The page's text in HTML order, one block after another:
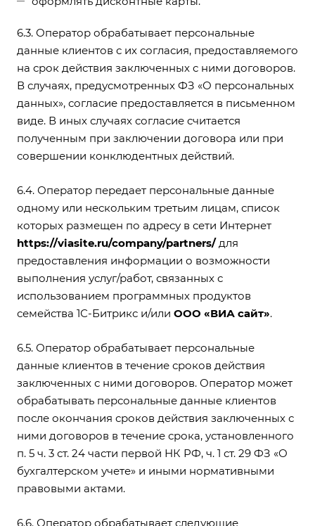
6.3. Оператор обрабатывает персональные
данные клиентов с их согласия, предоставляемого
на срок действия заключенных с ними договоров.
В случаях, предусмотренных ФЗ «О персональных
данных», согласие предоставляется в письменном
виде. В иных случаях согласие считается
полученным при заключении договора или при
совершении конклюдентных действий.
6.4. Оператор передает персональные данные
одному или нескольким третьим лицам, список
которых размещен по адресу в сети Интернет
https://viasite.ru/company/partners/для
предоставления информации о возможности
выполнения услуг/работ, связанных с
использованием программных продуктов
семейства 1С-Битрикс и/или OOO «ВИА сайт».
6.5. Оператор обрабатывает персональные
данные клиентов в течение сроков действия
заключенных с ними договоров. Оператор может
обрабатывать персональные данные клиентов
после окончания сроков действия заключенных с
ними договоров в течение срока, установленного
п. 5 ч. 3 ст. 24 части первой НК РФ, ч. 1 ст. 29 ФЗ «О
бухгалтерском учете» и иными нормативными
правовыми актами.
6.6. Оператор обрабатывает следующие